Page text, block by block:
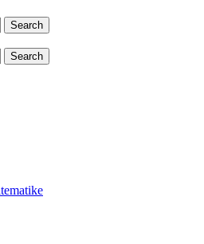
Search
Search